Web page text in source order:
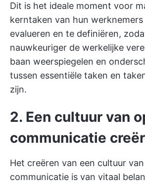
Dit is het ideale moment voor
kerntaken van hun
evalueren en te definiëren,
nauwkeuriger de werkelijke
baan weerspiegelen en
tussen essentiële taken en
zijn.
2. Een cultuur van
communicatie
Het creëren van een cultuur
communicatie is van vitaal